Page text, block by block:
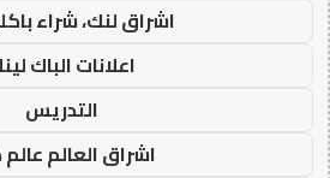
اشراق لنك، شراء
اعلانات الباك
التدريس
اشراق العالم عالم